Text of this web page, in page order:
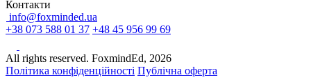
Контакти
info@foxminded.ua
+38 073 588 01 37 +48 45 956 99 69
All rights reserved. FoxmindEd, 2026
Політика конфіденційності Публічна оферта